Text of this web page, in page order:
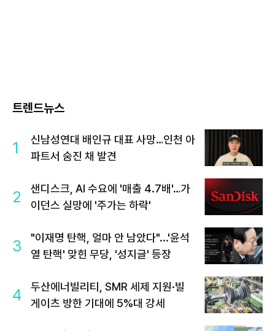
트렌드뉴스
1
신남성연대 배인규 대표 사망…인천 아
파트서 숨진 채 발견
2
샌디스크, AI 수요에 '매출 4.7배'…가
이던스 실망에 '주가는 하락'
3
"이재명 탄핵, 얼마 안 남았다"...'윤석
열 탄핵' 맞힌 무당, '성지글' 등장
4
두산에너빌리티, SMR 세제 지원·빌
게이츠 방한 기대에 5%대 강세